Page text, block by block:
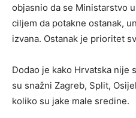
objasnio da se Ministarstvo
ciljem da potakne ostanak,
izvana. Ostanak je prioritet
Dodao je kako Hrvatska nije
su snažni Zagreb, Split,
koliko su jake male sredine.